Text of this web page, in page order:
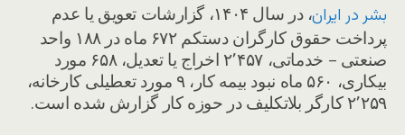
بشر در ایران
، در سال ۱۴۰۴، گزارشات تعویق یا عدم
پرداخت حقوق کارگران دستکم ۶۷۲ ماه در ۱۸۸ واحد
صنعتی – خدماتی، ۲٬۴۵۷ اخراج یا تعدیل، ۶۵۸ مورد
بیکاری، ۵۶۰ ماه نبود بیمه کار، ۹ مورد تعطیلی کارخانه،
۲٬۲۵۹ کارگر بلاتکلیف در حوزه کار گزارش شده است.